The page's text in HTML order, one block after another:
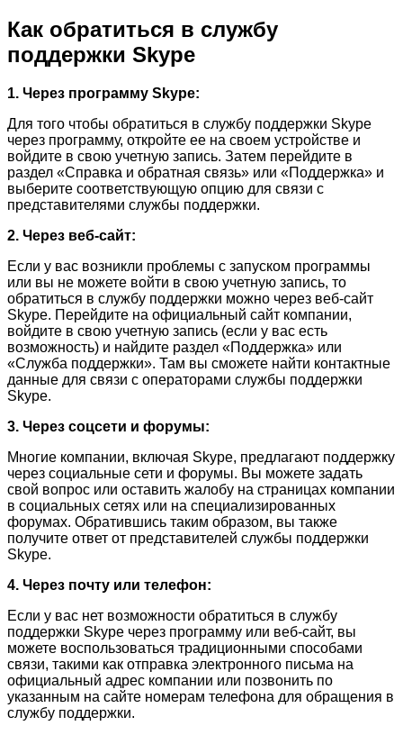
Как обратиться в службу
поддержки Skype
1. Через программу Skype:
Для того чтобы обратиться в службу поддержки Skype
через программу, откройте ее на своем устройстве и
войдите в свою учетную запись. Затем перейдите в
раздел «Справка и обратная связь» или «Поддержка» и
выберите соответствующую опцию для связи с
представителями службы поддержки.
2. Через веб-сайт:
Если у вас возникли проблемы с запуском программы
или вы не можете войти в свою учетную запись, то
обратиться в службу поддержки можно через веб-сайт
Skype. Перейдите на официальный сайт компании,
войдите в свою учетную запись (если у вас есть
возможность) и найдите раздел «Поддержка» или
«Служба поддержки». Там вы сможете найти контактные
данные для связи с операторами службы поддержки
Skype.
3. Через соцсети и форумы:
Многие компании, включая Skype, предлагают поддержку
через социальные сети и форумы. Вы можете задать
свой вопрос или оставить жалобу на страницах компании
в социальных сетях или на специализированных
форумах. Обратившись таким образом, вы также
получите ответ от представителей службы поддержки
Skype.
4. Через почту или телефон:
Если у вас нет возможности обратиться в службу
поддержки Skype через программу или веб-сайт, вы
можете воспользоваться традиционными способами
связи, такими как отправка электронного письма на
официальный адрес компании или позвонить по
указанным на сайте номерам телефона для обращения в
службу поддержки.